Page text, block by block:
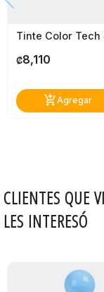
₡8,110
add_shopping_cartAgregar
CLIENTES QUE
LES INTERESÓ